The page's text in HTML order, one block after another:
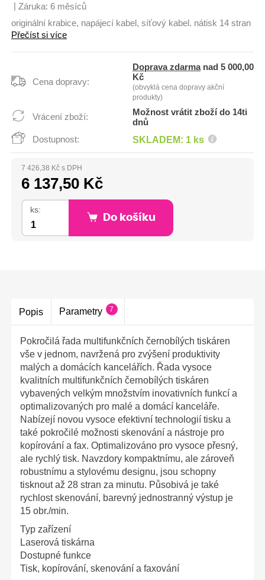
Záruka: 6 měsíců
originální krabice, napájecí kabel, síťový kabel. nátisk 14 stran
Přečíst si více
Cena dopravy:
Doprava zdarmanad 5 000,00
Kč
(obvyklá cena dopravy akční
produkty)
Vrácení zboží:
Možnost vrátit zboží do 14ti
dnů
Dostupnost:
SKLADEM: 1 ks
7 426,38 Kč s DPH
6 137,50 Kč
ks:
Do košíku
Popis Parametry 7
Pokročilá řada multifunkčních černobílých tiskáren
vše v jednom, navržená pro zvýšení produktivity
malých a domácích kancelářích. Řada vysoce
kvalitních multifunkčních černobílých tiskáren
vybavených velkým množstvím inovativních funkcí a
optimalizovaných pro malé a domácí kanceláře.
Nabízejí novou vysoce efektivní technologií tisku a
také pokročilé možnosti skenování a nástroje pro
kopírování a fax. Optimalizováno pro vysoce přesný,
ale rychlý tisk. Navzdory kompaktnímu, ale zároveň
robustnímu a stylovému designu, jsou schopny
tisknout až 28 stran za minutu. Působivá je také
rychlost skenování, barevný jednostranný výstup je
15 obr./min.
Typ zařízení
Laserová tiskárna
Dostupné funkce
Tisk, kopírování, skenování a faxování